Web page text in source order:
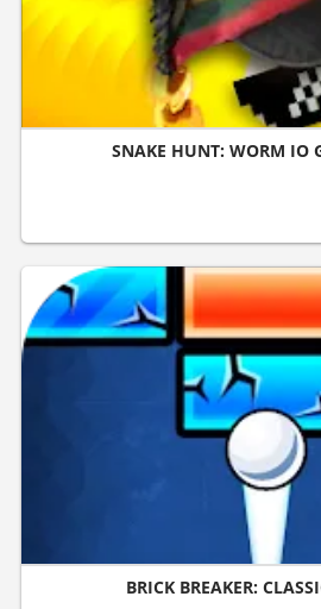
SNAKE HUNT: WORM IO
BRICK BREAKER: